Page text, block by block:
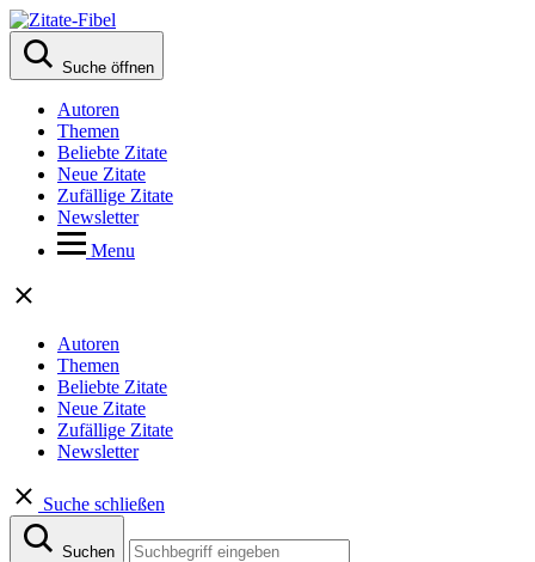
Suche öffnen
Autoren
Themen
Beliebte Zitate
Neue Zitate
Zufällige Zitate
Newsletter
Menu
Autoren
Themen
Beliebte Zitate
Neue Zitate
Zufällige Zitate
Newsletter
Suche schließen
Suchen